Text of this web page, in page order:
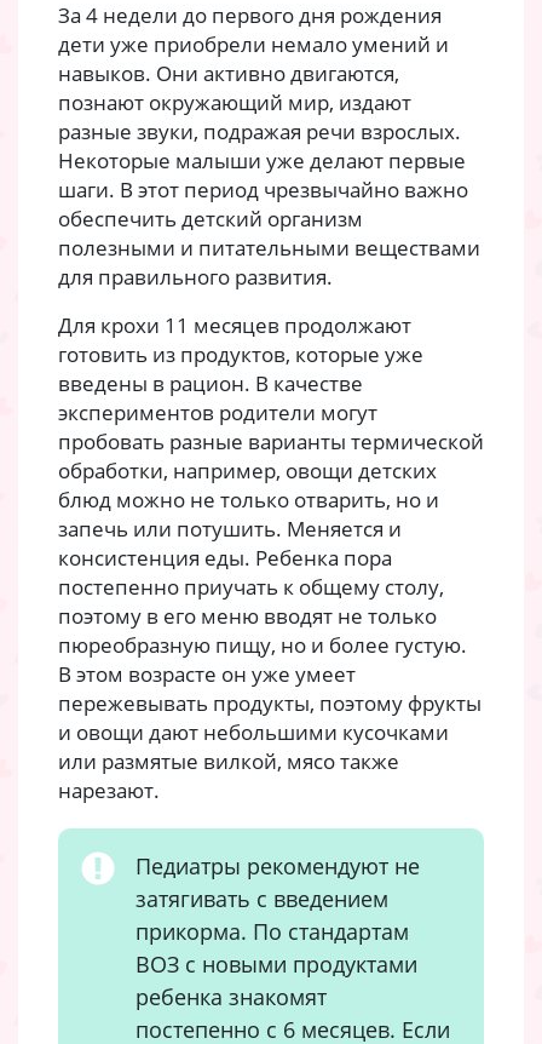
За 4 недели до первого дня рождения
дети уже приобрели немало умений и
навыков. Они активно двигаются,
познают окружающий мир, издают
разные звуки, подражая речи взрослых.
Некоторые малыши уже делают первые
шаги. В этот период чрезвычайно важно
обеспечить детский организм
полезными и питательными веществами
для правильного развития.
Для крохи 11 месяцев продолжают
готовить из продуктов, которые уже
введены в рацион. В качестве
экспериментов родители могут
пробовать разные варианты термической
обработки, например, овощи детских
блюд можно не только отварить, но и
запечь или потушить. Меняется и
консистенция еды. Ребенка пора
постепенно приучать к общему столу,
поэтому в его меню вводят не только
пюреобразную пищу, но и более густую.
В этом возрасте он уже умеет
пережевывать продукты, поэтому фрукты
и овощи дают небольшими кусочками
или размятые вилкой, мясо также
нарезают.
Педиатры рекомендуют не
затягивать с введением
прикорма. По стандартам
ВОЗ с новыми продуктами
ребенка знакомят
постепенно с 6 месяцев. Если